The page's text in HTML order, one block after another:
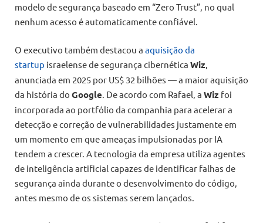
modelo de segurança baseado em “Zero Trust”, no qual
nenhum acesso é automaticamente confiável.
O executivo também destacou a aquisição da
startup israelense de segurança cibernética Wiz
anunciada em 2025 por US$ 32 bilhões — a maior aquisição
da história do Google . De acordo com Rafael, a Wiz foi
incorporada ao portfólio da companhia para acelerar a
detecção e correção de vulnerabilidades justamente em
um momento em que ameaças impulsionadas por IA
tendem a crescer. A tecnologia da empresa utiliza agentes
de inteligência artificial capazes de identificar falhas de
segurança ainda durante o desenvolvimento do código,
antes mesmo de os sistemas serem lançados.